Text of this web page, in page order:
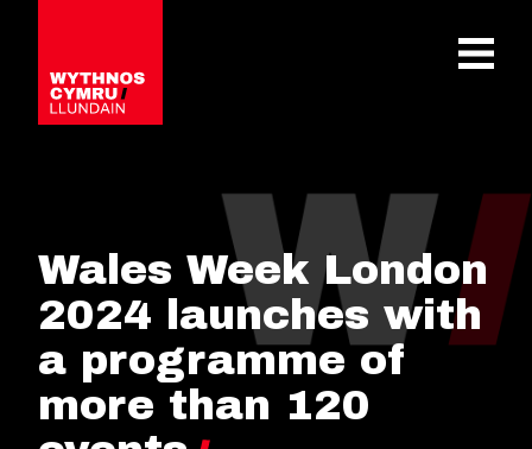
OPEN
Wales Week London
2024 launches with
a programme of
more than 120